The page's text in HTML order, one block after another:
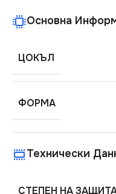
Основна
ЦОКЪЛ
ФОРМА
Технически
СТЕПЕН НА